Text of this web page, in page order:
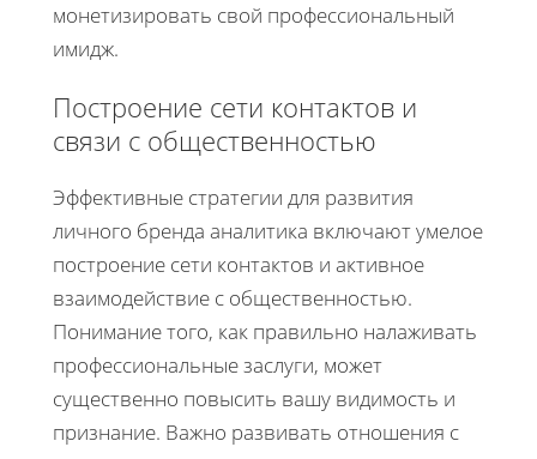
монетизировать свой профессиональный
имидж.
Построение сети контактов и
связи с общественностью
Эффективные стратегии для развития
личного бренда аналитика включают умелое
построение сети контактов и активное
взаимодействие с общественностью.
Понимание того, как правильно налаживать
профессиональные заслуги, может
существенно повысить вашу видимость и
признание. Важно развивать отношения с